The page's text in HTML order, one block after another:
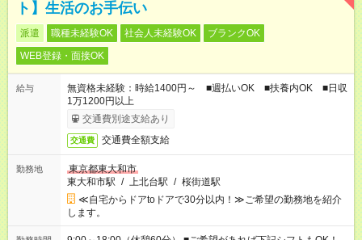
ト】生活のお手伝い
派遣 職種未経験OK 社会人未経験OK
ブランクOK
WEB登録・面接OK
給与
無資格未経験：時給1400円～ ■週払いOK ■扶養内OK ■日収
1万1200円以上
交通費別途支給あり
交通費 交通費全額支給
勤務地
東京都東大和市
東大和市駅 / 上北台駅 / 桜街道駅
≪自宅からドアtoドアで30分以内！≫ご希望の勤務地を紹介
します。